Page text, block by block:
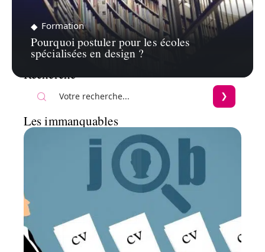
Formation
Pourquoi postuler pour les écoles
spécialisées en design ?
Recherche
Les immanquables